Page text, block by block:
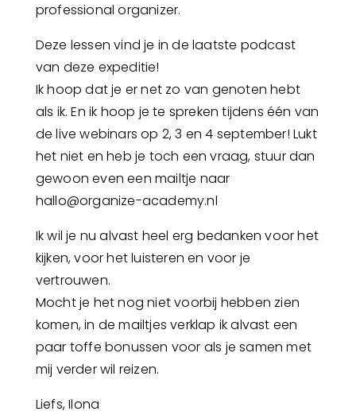
professional organizer.
Deze lessen vind je in de laatste podcast
van deze expeditie!
Ik hoop dat je er net zo van genoten hebt
als ik. En ik hoop je te spreken tijdens één van
de live webinars op 2, 3 en 4 september! Lukt
het niet en heb je toch een vraag, stuur dan
gewoon even een mailtje naar
hallo@organize-academy.nl
Ik wil je nu alvast heel erg bedanken voor het
kijken, voor het luisteren en voor je
vertrouwen.
Mocht je het nog niet voorbij hebben zien
komen, in de mailtjes verklap ik alvast een
paar toffe bonussen voor als je samen met
mij verder wil reizen.
Liefs, Ilona